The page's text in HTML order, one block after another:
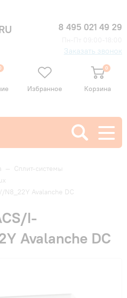
8 495 021 49 29
Заказать звонок
Избранное
0
Корзина
— Сплит-системы
N8_22Y Avalanche DC
I-
Avalanche DC